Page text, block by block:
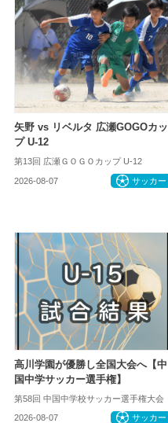
矢野 vs リベルタ 広瀬GOGOカッ
プ U-12
第13回 広瀬ＧＯＧＯカップ U-12
2026-08-07 サッカー
高川学園が優勝し全国大会へ【中
国中学サッカー選手権】
第58回 中国中学校サッカー選手権大会
2026-08-07 サッカー